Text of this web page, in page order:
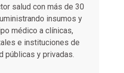
salud con más de 30
insumos y
médico a clínicas,
e instituciones de
públicas y privadas.